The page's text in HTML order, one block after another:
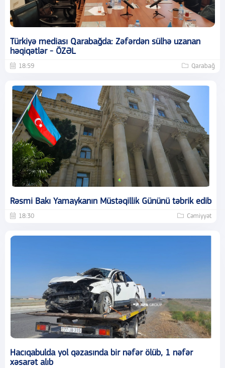
Türkiyə mediası Qarabağda: Zəfərdən sülhə uzanan
həqiqətlər - ÖZƏL
18:59 Qarabağ
Rəsmi Bakı Yamaykanın Müstəqillik Gününü təbrik edib
18:30 Cəmiyyət
Hacıqabulda yol qəzasında bir nəfər ölüb, 1 nəfər
xəsarət alıb